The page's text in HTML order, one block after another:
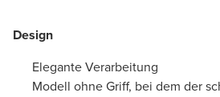
Design
Elegante Verarbeitung
Modell ohne Griff, bei dem der